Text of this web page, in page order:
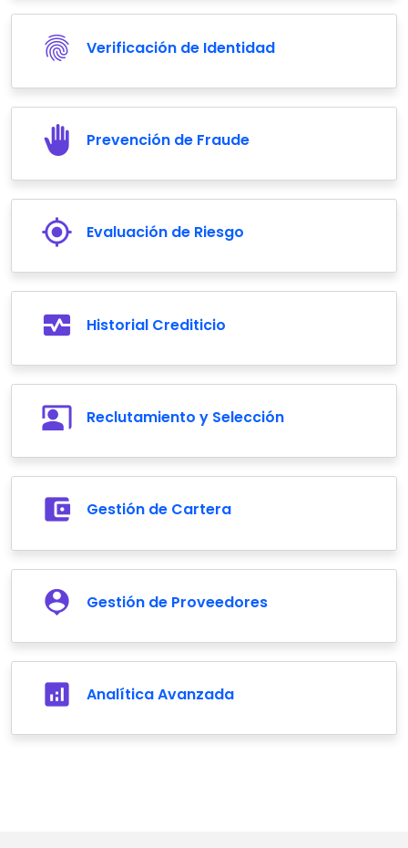
Verificación de Identidad
Prevención de Fraude
Evaluación de Riesgo
Historial Crediticio
Reclutamiento y Selección
Gestión de Cartera
Gestión de Proveedores
Analítica Avanzada